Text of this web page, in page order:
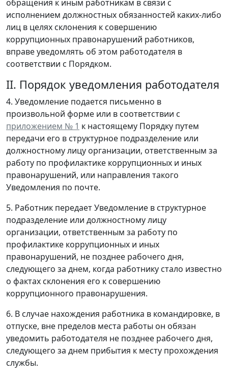
обращения к иным работникам в связи с
исполнением должностных обязанностей каких-либо
лиц в целях склонения к совершению
коррупционных правонарушений работников,
вправе уведомлять об этом работодателя в
соответствии с Порядком.
II. Порядок уведомления работодателя
4. Уведомление подается письменно в
произвольной форме или в соответствии с
приложением № 1 к настоящему Порядку путем
передачи его в структурное подразделение или
должностному лицу организации, ответственным за
работу по профилактике коррупционных и иных
правонарушений, или направления такого
Уведомления по почте.
5. Работник передает Уведомление в структурное
подразделение или должностному лицу
организации, ответственным за работу по
профилактике коррупционных и иных
правонарушений, не позднее рабочего дня,
следующего за днем, когда работнику стало известно
о фактах склонения его к совершению
коррупционного правонарушения.
6. В случае нахождения работника в командировке, в
отпуске, вне пределов места работы он обязан
уведомить работодателя не позднее рабочего дня,
следующего за днем прибытия к месту прохождения
службы.